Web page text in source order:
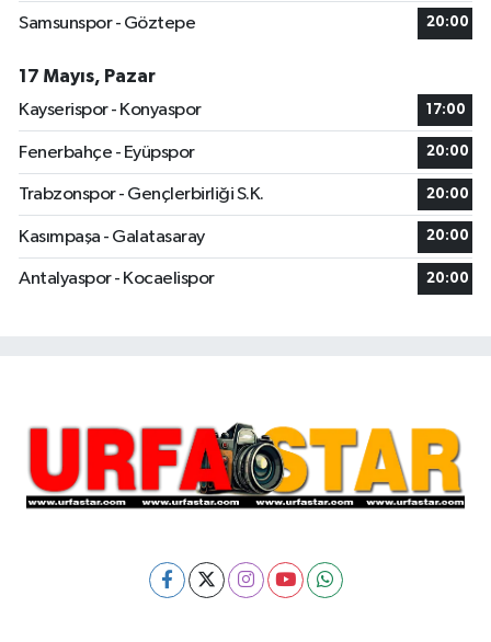
Samsunspor - Göztepe 20:00
17 Mayıs, Pazar
Kayserispor - Konyaspor
17:00
Fenerbahçe - Eyüpspor 20:00
Trabzonspor - Gençlerbirliği S.K. 20:00
Kasımpaşa - Galatasaray 20:00
Antalyaspor - Kocaelispor 20:00